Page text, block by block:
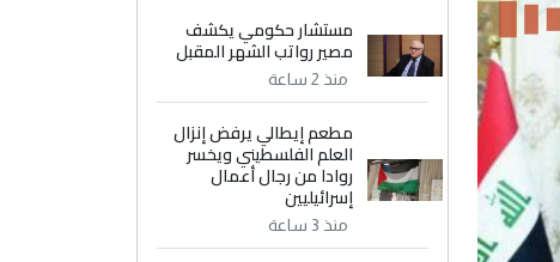
مستشار حكومي يكشف
مصير رواتب الشهر المقبل
منذ 2 ساعة
مطعم إيطالي يرفض إنزال
العلم الفلسطيني ويخسر
روادا من رجال أعمال
إسرائيليين
منذ 3 ساعة